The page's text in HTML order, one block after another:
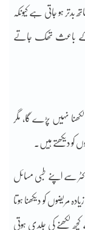
ہو جاتی ہے کیونکہ
کے باعث تھک جاتے
نہیں پڑے گا، مگر
کو دیکھتے ہیں۔
کو بمشکل 15 منٹ تک ڈاکٹر سے اپنے طبی مسائل
مریضوں کو دیکھنا ہوتا
لکھنے کی جلدی ہوتی